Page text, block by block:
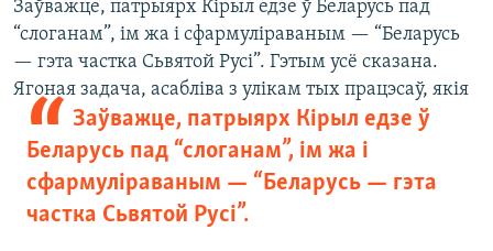
Заўважце, патрыярх Кірыл едзе ў Беларусь пад
“слоганам”, ім жа і сфармуліраваным — “Беларусь
— гэта частка Сьвятой Русі”. Гэтым усё сказана.
Ягоная задача, асабліва з улікам тых
Заўважце, патрыярх Кірыл едзе ў
Беларусь пад “слоганам”, ім жа і
сфармуліраваным — “Беларусь — гэта
частка Сьвятой Русі”.
працэсаў, якія